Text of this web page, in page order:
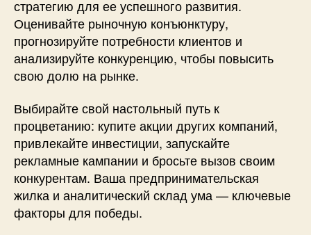
стратегию для ее успешного развития.
Оценивайте рыночную конъюнктуру,
прогнозируйте потребности клиентов и
анализируйте конкуренцию, чтобы повысить
свою долю на рынке.
Выбирайте свой настольный путь к
процветанию: купите акции других компаний,
привлекайте инвестиции, запускайте
рекламные кампании и бросьте вызов своим
конкурентам. Ваша предпринимательская
жилка и аналитический склад ума — ключевые
факторы для победы.